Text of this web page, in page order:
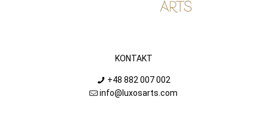
KONTAKT
+48 882 007 002
info@luxosarts.com